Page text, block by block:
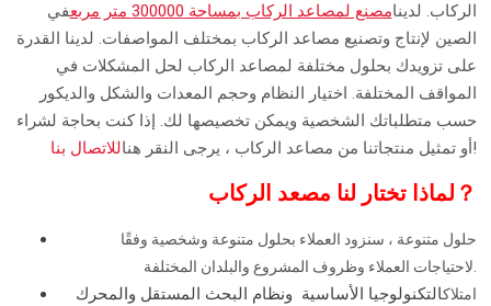
الركاب. لدينامصنع لمصاعد الركاب بمساحة 300000 متر مربع
في
الصين لإنتاج وتصنيع مصاعد الركاب بمختلف المواصفات. لدينا القدرة
على تزويدك بحلول مختلفة لمصاعد الركاب لحل المشكلات في
المواقف المختلفة. اختيار النظام وحجم المعدات والشكل والديكور
حسب متطلباتك الشخصية ويمكن تخصيصها لك. إذا كنت بحاجة لشراء
أو تمثيل منتجاتنا من مصاعد الركاب ، يرجى النقر هناللاتصال بنا !
لماذا تختار لنا مصعد الركاب？
حلول متنوعة ، سنزود العملاء بحلول متنوعة وشخصية وفقًا
لاحتياجات العملاء وظروف المشروع والبلدان المختلفة.
امتلاكالتكنولوجيا الأساسية ونظام البحث المستقل والمحرك